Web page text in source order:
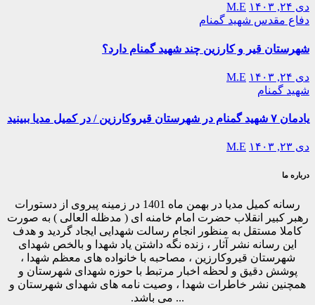
دی ۲۴, ۱۴۰۳
M.E
دفاع مقدس شهید گمنام
شهرستان قیر و کارزین چند شهید گمنام دارد؟
دی ۲۴, ۱۴۰۳
M.E
شهید گمنام
یادمان ۷ شهید گمنام در شهرستان قیروکارزین / در کمیل مدیا ببینید
دی ۲۳, ۱۴۰۳ M.E
درباره ما
رسانه کمیل مدیا در بهمن ماه 1401 در زمینه پیروی از دستورات
رهبر کبیر انقلاب حضرت امام خامنه ای ( مدظله العالی ) به صورت
کاملا مستقل به منظور انجام رسالت شهدایی ایجاد گردید و هدف
این رسانه نشر آثار ، زنده نگه داشتن یاد شهدا و بالخص شهدای
شهرستان قیروکارزین ، مصاحبه با خانواده های معظم شهدا ،
پوشش دقیق و لحظه اخبار مرتبط با حوزه شهدای شهرستان و
همچنین نشر خاطرات شهدا ، وصیت نامه های شهدای شهرستان و
... می باشد.